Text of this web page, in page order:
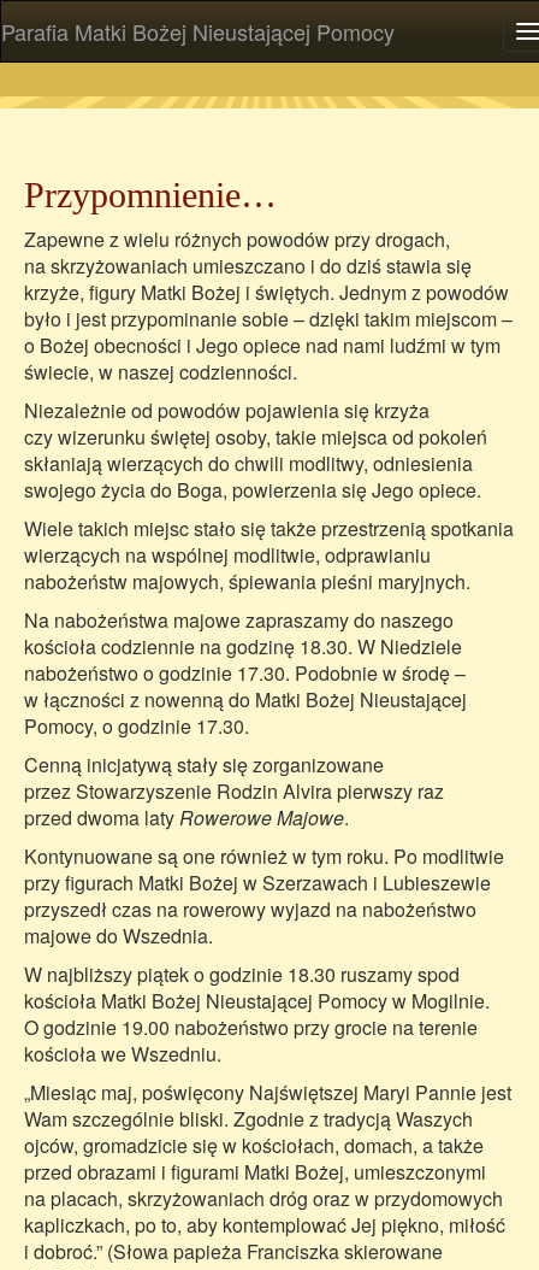
Parafia Matki Bożej Nieustającej Pomocy
Przypomnienie…
Zapewne z wielu różnych powodów przy drogach,
na skrzyżowaniach umieszczano i do dziś stawia się
krzyże, figury Matki Bożej i świętych. Jednym z powodów
było i jest przypominanie sobie – dzięki takim miejscom –
o Bożej obecności i Jego opiece nad nami ludźmi w tym
świecie, w naszej codzienności.
Niezależnie od powodów pojawienia się krzyża
czy wizerunku świętej osoby, takie miejsca od pokoleń
skłaniają wierzących do chwili modlitwy, odniesienia
swojego życia do Boga, powierzenia się Jego opiece.
Wiele takich miejsc stało się także przestrzenią spotkania
wierzących na wspólnej modlitwie, odprawianiu
nabożeństw majowych, śpiewania pieśni maryjnych.
Na nabożeństwa majowe zapraszamy do naszego
kościoła codziennie na godzinę 18.30. W Niedziele
nabożeństwo o godzinie 17.30. Podobnie w środę –
w łączności z nowenną do Matki Bożej Nieustającej
Pomocy, o godzinie 17.30.
Cenną inicjatywą stały się zorganizowane
przez Stowarzyszenie Rodzin Alvira pierwszy raz
przed dwoma latyRowerowe Majowe.
Kontynuowane są one również w tym roku. Po modlitwie
przy figurach Matki Bożej w Szerzawach i Lubieszewie
przyszedł czas na rowerowy wyjazd na nabożeństwo
majowe do Wszednia.
W najbliższy piątek o godzinie 18.30 ruszamy spod
kościoła Matki Bożej Nieustającej Pomocy w Mogilnie.
O godzinie 19.00 nabożeństwo przy grocie na terenie
kościoła we Wszedniu.
„Miesiąc maj, poświęcony Najświętszej Maryi Pannie jest
Wam szczególnie bliski. Zgodnie z tradycją Waszych
ojców, gromadzicie się w kościołach, domach, a także
przed obrazami i figurami Matki Bożej, umieszczonymi
na placach, skrzyżowaniach dróg oraz w przydomowych
kapliczkach, po to, aby kontemplować Jej piękno, miłość
i dobroć.” (Słowa papieża Franciszka skierowane